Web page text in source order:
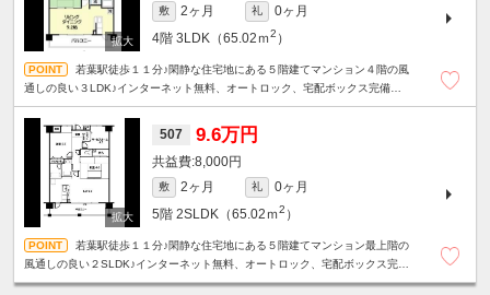
敷 2ヶ月 礼
0ヶ月
4階 3LDK（65.02ｍ2 ）
若葉駅徒歩１１分♪閑静な住宅地にある５階建てマンション４階の風
通しの良い３LDK♪インターネット無料、オートロック、宅配ボックス完備で
507 9.6万円
8,000円
敷 2ヶ月 礼
0ヶ月
5階 2SLDK（65.02ｍ2 ）
若葉駅徒歩１１分♪閑静な住宅地にある５階建てマンション最上階の
風通しの良い２SLDK♪インターネット無料、オートロック、宅配ボックス完備